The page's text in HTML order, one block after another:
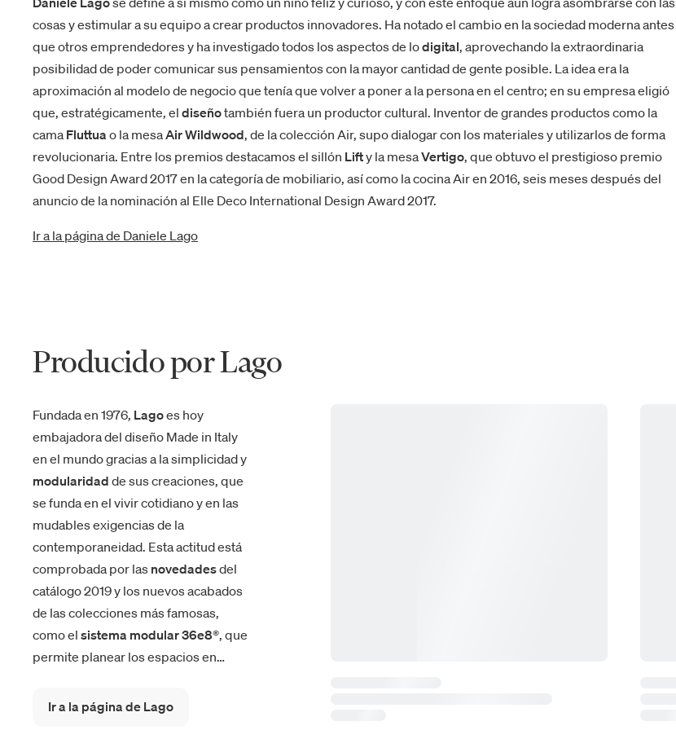
cosas y estimular a su equipo a crear productos innovadores. Ha notado el cambio en la sociedad moderna antes
que otros emprendedores y ha investigado todos los aspectos de lodigital, aprovechando la extraordinaria
posibilidad de poder comunicar sus pensamientos con la mayor cantidad de gente posible. La idea era la
aproximación al modelo de negocio que tenía que volver a poner a la persona en el centro; en su empresa eligió
que, estratégicamente, el diseñotambién fuera un productor cultural. Inventor de grandes productos como la
cama Fluttuao la mesaAir Wildwood, de la colección Air, supo dialogar con los materiales y utilizarlos de forma
revolucionaria. Entre los premios destacamos el sillón Lifty la mesaVertigo, que obtuvo el prestigioso premio
Good Design Award 2017 en la categoría de mobiliario, así como la cocina Air en 2016, seis meses después del
anuncio de la nominación al Elle Deco International Design Award 2017.
Ir a la página de Daniele Lago
Producido por Lago
Fundada en 1976, Lagoes hoy
embajadora del diseño Made in Italy
en el mundo gracias a la simplicidad y
modularidad de sus creaciones, que
se funda en el vivir cotidiano y en las
mudables exigencias de la
contemporaneidad. Esta actitud está
comprobada por las novedadesdel
catálogo 2019 y los nuevos acabados
de las colecciones más famosas,
como el sistema modular 36e8®, que
permite planear los espacios en
también en la elegante versión
Ir a la página de Lago